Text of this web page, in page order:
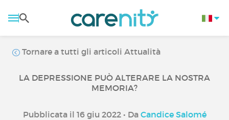
Tornare a tutti gli articoli Attualità
LA DEPRESSIONE PUÒ ALTERARE LA NOSTRA
MEMORIA?
Pubblicata il 16 giu 2022 • Da Candice Salomé